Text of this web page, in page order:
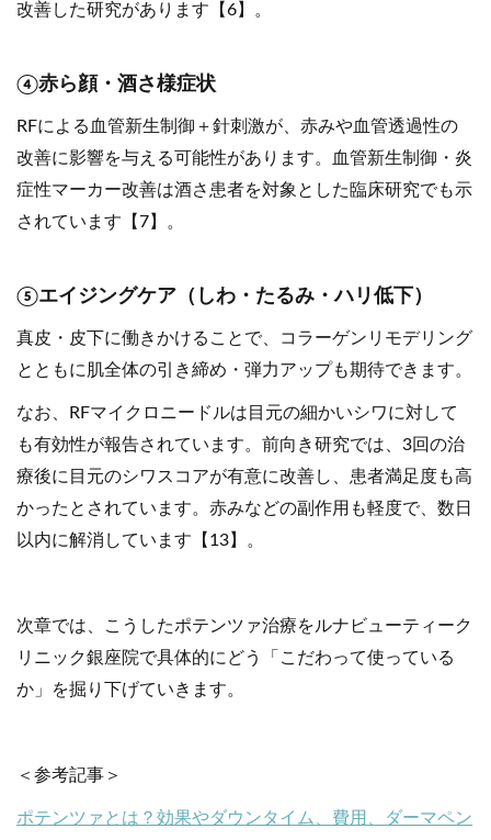
改善した研究があります【6】。
④赤ら顔・酒さ様症状
RFによる血管新生制御＋針刺激が、赤みや血管透過性の
改善に影響を与える可能性があります。血管新生制御・炎
症性マーカー改善は酒さ患者を対象とした臨床研究でも示
されています【7】。
⑤エイジングケア（しわ・たるみ・ハリ低下）
真皮・皮下に働きかけることで、コラーゲンリモデリング
とともに肌全体の引き締め・弾力アップも期待できます。
なお、RFマイクロニードルは目元の細かいシワに対して
も有効性が報告されています。前向き研究では、3回の治
療後に目元のシワスコアが有意に改善し、患者満足度も高
かったとされています。赤みなどの副作用も軽度で、数日
以内に解消しています【13】。
次章では、こうしたポテンツァ治療をルナビューティーク
リニック銀座院で具体的にどう「こだわって使っている
か」を掘り下げていきます。
＜参考記事＞
ポテンツァとは？効果やダウンタイム、費用、ダーマペン